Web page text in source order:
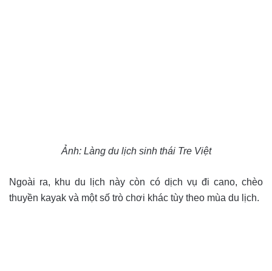
Ảnh: Làng du lịch sinh thái Tre Việt
Ngoài ra, khu du lịch này còn có dịch vụ đi cano, chèo
thuyền kayak và một số trò chơi khác tùy theo mùa du lịch.